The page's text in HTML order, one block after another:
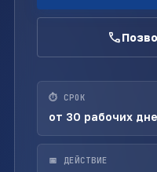
call
⏱ СРОК
от 30 рабочих
📅 ДЕЙСТВИЕ